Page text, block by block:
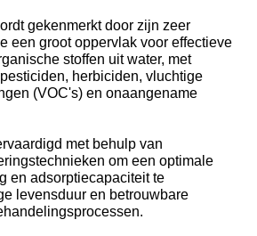
gekenmerkt door zijn zeer
een groot oppervlak voor effectieve
stoffen uit water, met
herbiciden, vluchtige
(VOC's) en onaangename
met behulp van
om een optimale
en adsorptiecapaciteit te
levensduur en betrouwbare